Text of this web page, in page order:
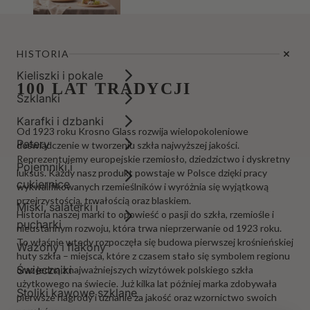
Kieliszki i pokale
Szklanki
Karafki i dzbanki
Patery
Pojemniki i
cukiernice
Miski, salaterki i
pucharki
Wazony i flakony
Świeczniki
Stoliki kawowe szklane
HISTORIA
100 LAT TRADYCJI
Od 1923 roku Krosno Glass rozwija wielopokoleniowe
doświadczenie w tworzeniu szkła najwyższej jakości.
Reprezentujemy europejskie rzemiosło, dziedzictwo i dyskretny
luksus. Każdy nasz produkt powstaje w Polsce dzięki pracy
wykwalifikowanych rzemieślników i wyróżnia się wyjątkową
przejrzystością, trwałością oraz blaskiem.
Historia naszej marki to opowieść o pasji do szkła, rzemiośle i
nieustannym rozwoju, która trwa nieprzerwanie od 1923 roku.
To właśnie wtedy rozpoczęła się budowa pierwszej krośnieńskiej
huty szkła – miejsca, które z czasem stało się symbolem regionu
oraz jedną z najważniejszych wizytówek polskiego szkła
użytkowego na świecie. Już kilka lat później marka zdobywała
pierwsze nagrody i uznanie za jakość oraz wzornictwo swoich